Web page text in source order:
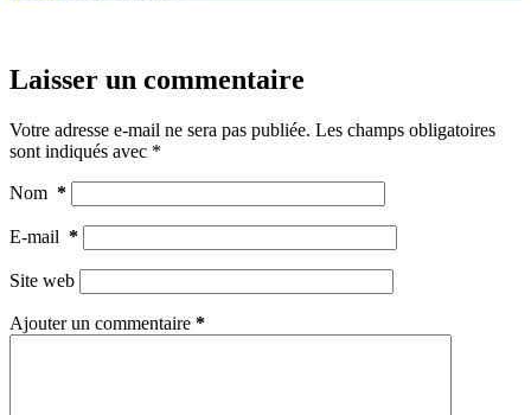
Laisser un commentaire
Votre adresse e-mail ne sera pas publiée. Les champs obligatoires
sont indiqués avec *
Nom *
E-mail *
Site web
Ajouter un commentaire *